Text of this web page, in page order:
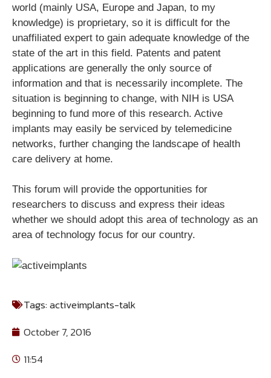
world (mainly USA, Europe and Japan, to my
knowledge) is proprietary, so it is difficult for the
unaffiliated expert to gain adequate knowledge of the
state of the art in this field. Patents and patent
applications are generally the only source of
information and that is necessarily incomplete. The
situation is beginning to change, with NIH is USA
beginning to fund more of this research. Active
implants may easily be serviced by telemedicine
networks, further changing the landscape of health
care delivery at home.
This forum will provide the opportunities for
researchers to discuss and express their ideas
whether we should adopt this area of technology as an
area of technology focus for our country.
Tags:activeimplants-talk
October 7, 2016
11:54